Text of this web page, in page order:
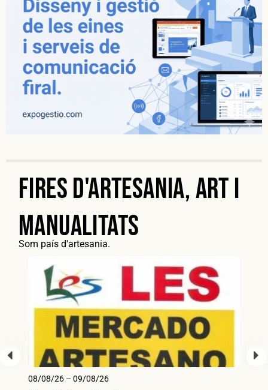
Fires d'artesania, art i
manualitats
Som país d'artesania.
08/08/26 – 09/08/26